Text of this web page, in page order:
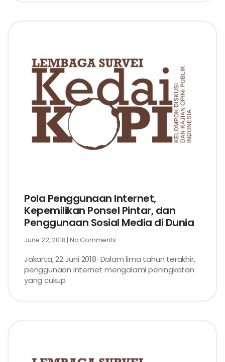
Pola Penggunaan Internet,
Kepemilikan Ponsel Pintar, dan
Penggunaan Sosial Media di Dunia
June 22, 2018 No Comments
Jakarta, 22 Juni 2018-Dalam lima tahun terakhir,
penggunaan internet mengalami peningkatan
yang cukup